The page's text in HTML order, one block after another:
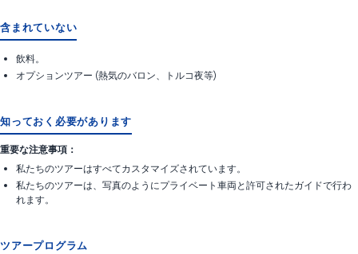
含まれていない
飲料。
オプションツアー (熱気のバロン、トルコ夜等)
知っておく必要があります
重要な注意事項：
私たちのツアーはすべてカスタマイズされています。
私たちのツアーは、写真のようにプライベート車両と許可されたガイドで行わ
れます。
ツアープログラム